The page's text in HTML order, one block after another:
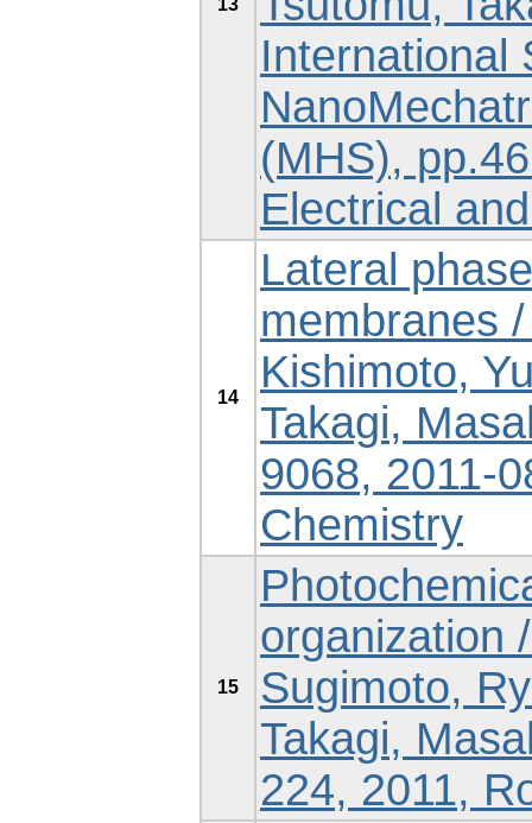
International
(MHS),
Electrical
14
Lateral
membranes
Kishimoto,
Takagi,
9068, 2011-
Chemistry
15
organization
Sugimoto,
Takagi,
224, 2011,